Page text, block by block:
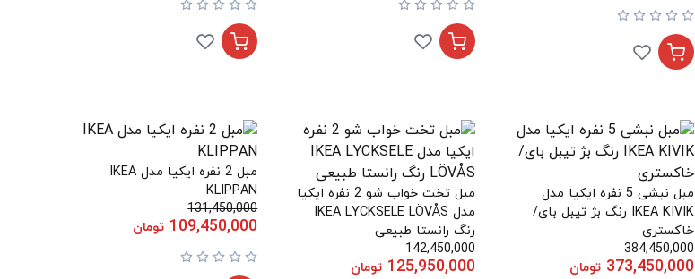
مبل نبشی 5 نفره ایکیا مدل
IKEA KIVIK رنگ بژ تیبل بای/
خاکستری
384,450,000
373,450,000 تومان
مبل تخت خواب شو 2 نفره ایکیا
مدل IKEA LYCKSELE LÖVÅS
رنگ رانستا طبیعی
142,450,000
125,950,000 تومان
مبل 2 نفره ایکیا مدل IKEA
KLIPPAN
131,450,000
109,450,000 تومان